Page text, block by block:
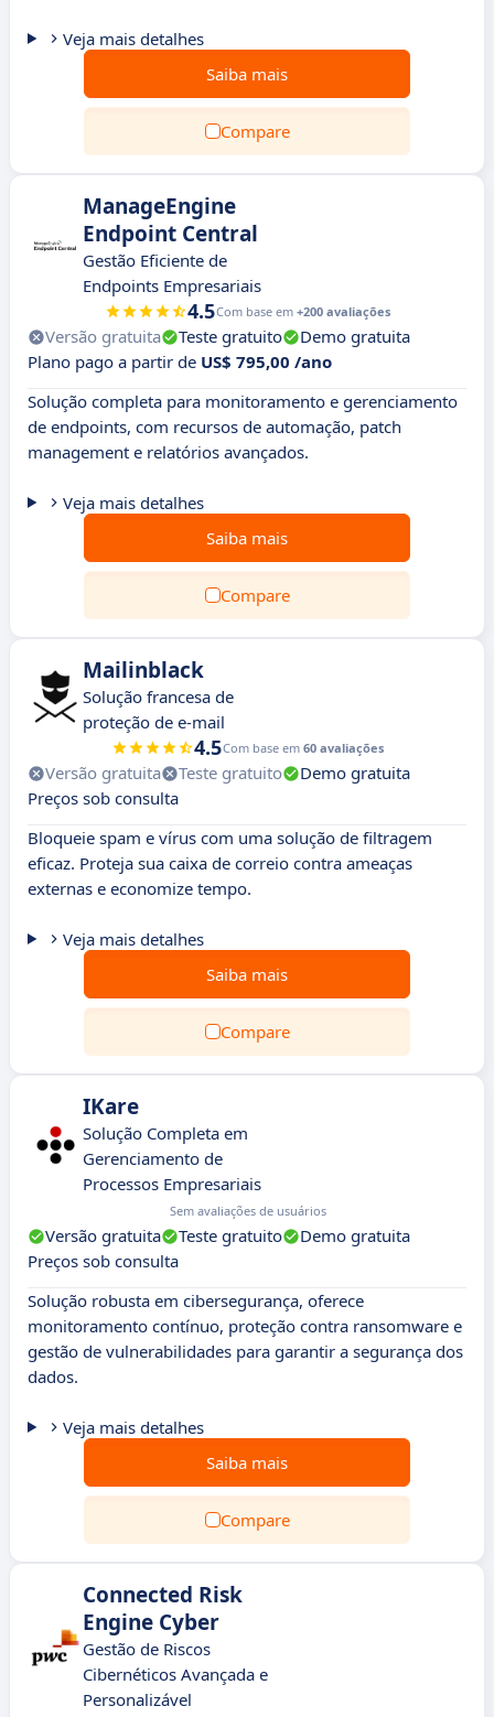
Veja mais detalhes
Saiba mais
Compare
ManageEngine
Endpoint Central
Gestão Eficiente de
Endpoints Empresariais
4.5Com base em +200 avaliações
Versão gratuita Teste gratuito
Demo gratuita
Plano pago a partir de US$ 795,00 /ano
Solução completa para monitoramento e gerenciamento
de endpoints, com recursos de automação, patch
management e relatórios avançados.
Veja mais detalhes
Saiba mais
Compare
Mailinblack
Solução francesa de
proteção de e-mail
4.5Com base em 60 avaliações
Versão gratuita Teste gratuito
Demo gratuita
Preços sob consulta
Bloqueie spam e vírus com uma solução de filtragem
eficaz. Proteja sua caixa de correio contra ameaças
externas e economize tempo.
Veja mais detalhes
Saiba mais
Compare
IKare
Solução Completa em
Gerenciamento de
Processos Empresariais
Sem avaliações de usuários
Versão gratuita Teste gratuito
Demo gratuita
Preços sob consulta
Solução robusta em cibersegurança, oferece
monitoramento contínuo, proteção contra ransomware e
gestão de vulnerabilidades para garantir a segurança dos
dados.
Veja mais detalhes
Saiba mais
Compare
Connected Risk
Engine Cyber
Gestão de Riscos
Cibernéticos Avançada e
Personalizável